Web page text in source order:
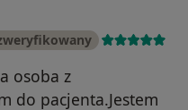
osoba z
do pacjenta.Jestem